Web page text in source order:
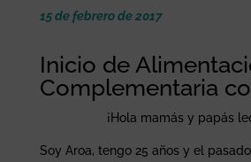
15 de febrero de 2017
Inicio de
Complementaria
¡Hola mamás y papás
Soy Aroa, tengo 25 años y el